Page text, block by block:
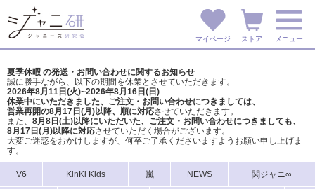
マイページ ストア メニュー
夏季休暇 の発送・お問い合わせに関するお知らせ
誠に勝手ながら、以下の期間を休業とさせていただきます。
2026年8月11日(火)~2026年8月16日(日)
休業中にいただきました、ご注文・お問い合わせにつきましては、
営業再開の8月17日(月)以降、順に対応させていただきます。
また、 8月8日(土)以降にいただいた、ご注文・ お問い合わせにつきましても、
8月17日(月)以降に対応させていただく場合がございます。
大変ご迷惑をおかけしますが、 何卒ご了承くださいますようお願い申し上げま
す。
V6 KinKi Kids 嵐 NEWS 関ジャニ∞